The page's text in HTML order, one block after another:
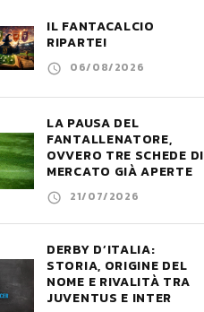
IL FANTACALCIO
RIPARTE!
06/08/2026
LA PAUSA DEL
FANTALLENATORE,
OVVERO TRE SCHEDE DI
MERCATO GIÀ APERTE
21/07/2026
DERBY D’ITALIA:
STORIA, ORIGINE DEL
NOME E RIVALITÀ TRA
JUVENTUS E INTER